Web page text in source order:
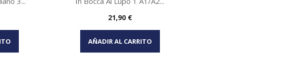
Vista rápida
Precio
21,90 €
AÑADIR AL CARRITO